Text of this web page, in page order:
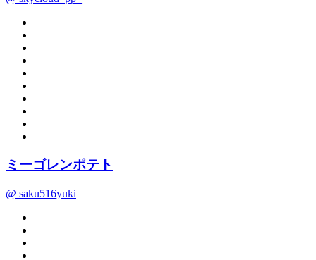
ミーゴレンポテト
@ saku516yuki